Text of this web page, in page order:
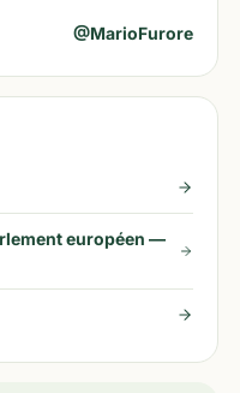
@MarioFurore
européen —